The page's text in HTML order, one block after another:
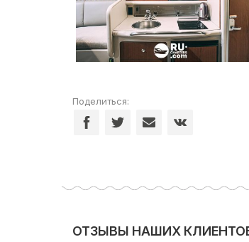
Поделиться:
ОТЗЫВЫ НАШИХ КЛИЕНТОВ